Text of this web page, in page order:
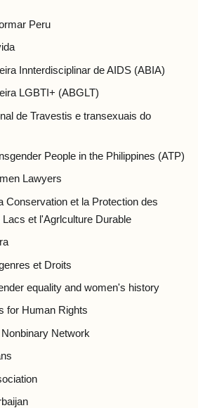
Peru
Innterdisciplinar de AIDS (ABIA)
LGBTI+ (ABGLT)
de Travestis e transexuais do
People in the Philippines (ATP)
Lawyers
Conservation et la Protection des
et l'Agrlculture Durable
et Droits
equality and women's history
for Human Rights
Network